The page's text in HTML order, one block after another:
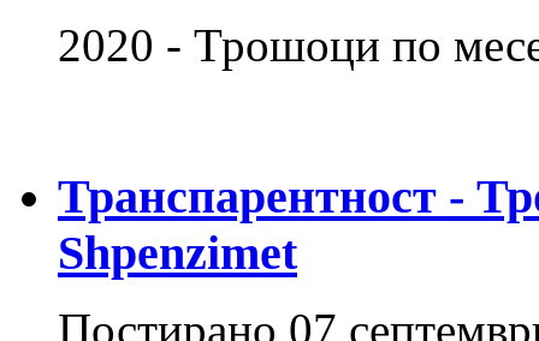
2020 - Трошоци по
Транспарентност -
Shpenzimet
Постирано 07